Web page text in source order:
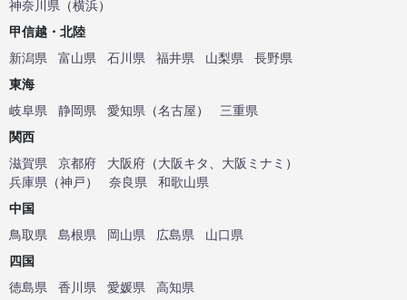
神奈川県 （横浜）
甲信越・北陸
新潟県
富山県 石川県 福井県 山梨県
長野県
東海
岐阜県
静岡県 愛知県 （名古屋）
三重県
関西
滋賀県
京都府 大阪府 （大阪キタ 大阪ミナミ ）
兵庫県 （神戸） 奈良県
和歌山県
中国
鳥取県
島根県 岡山県 広島県
山口県
四国
徳島県
香川県 愛媛県
高知県